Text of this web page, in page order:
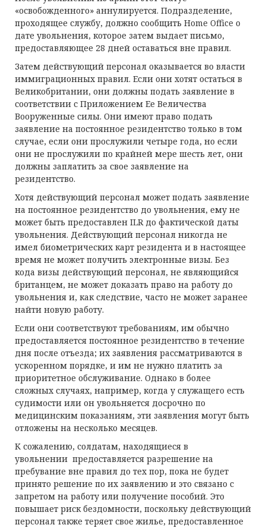
«освобожденного» аннулируется. Подразделение,
проходящее службу, должно сообщить Home Office о
дате увольнения, которое затем выдает письмо,
предоставляющее 28 дней оставаться вне правил.
Затем действующий персонал оказывается во власти
иммиграционных правил. Если они хотят остаться в
Великобритании, они должны подать заявление в
соответствии с Приложением Ее Величества
Вооруженные силы. Они имеют право подать
заявление на постоянное резидентство только в том
случае, если они прослужили четыре года, но если
они не прослужили по крайней мере шесть лет, они
должны заплатить за свое заявление на
резидентство.
Хотя действующий персонал может подать заявление
на постоянное резидентство до увольнения, ему не
может быть предоставлен ILR до фактической даты
увольнения. Действующий персонал никогда не
имел биометрических карт резидента и в настоящее
время не может получить электронные визы. Без
кода визы действующий персонал, не являющийся
британцем, не может доказать право на работу до
увольнения и, как следствие, часто не может заранее
найти новую работу.
Если они соответствуют требованиям, им обычно
предоставляется постоянное резидентство в течение
дня после отъезда; их заявления рассматриваются в
ускоренном порядке, и им не нужно платить за
приоритетное обслуживание. Однако в более
сложных случаях, например, когда у служащего есть
судимости или он увольняется досрочно по
медицинским показаниям, эти заявления могут быть
отложены на несколько месяцев.
К сожалению, солдатам, находящиеся в
увольнении предоставляется разрешение на
пребувание вне правил до тех пор, пока не будет
принято решение по их заявлению и это связано с
запретом на работу или получение пособий. Это
повышает риск бездомности, поскольку действующий
персонал также теряет свое жилье, предоставленное